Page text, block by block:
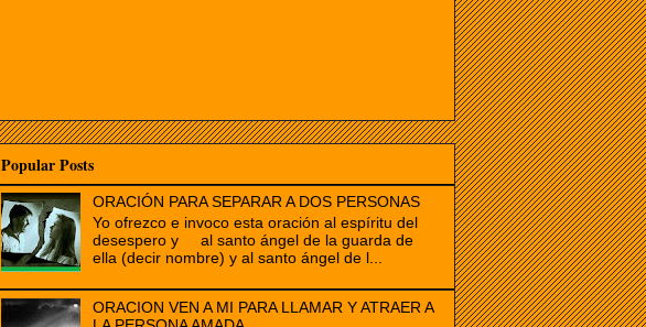
Popular Posts
ORACIÓN PARA SEPARAR A DOS PERSONAS
Yo ofrezco e invoco esta oración al espíritu del
desespero y al santo ángel de la guarda de
ella (decir nombre) y al santo ángel de l...
ORACION VEN A MI PARA LLAMAR Y ATRAER A